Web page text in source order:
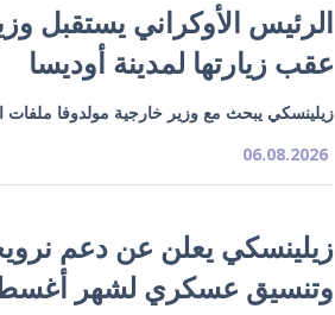
الرئيس الأوكراني يستقبل
عقب زيارتها لمدينة أوديسا
زيلينسكي يبحث مع وزير خارجية مولدوفا ملفات
06.08.2026
زيلينسكي يعلن عن دعم
وتنسيق عسكري لشهر